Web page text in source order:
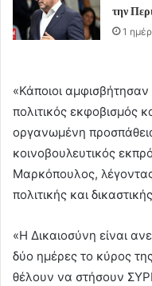
την
1
«Κάποιοι
πολιτικός εκφοβισμός
οργανωμένη
κοινοβουλευτικός
Μαρκόπουλος,
πολιτικής και
«Η Δικαιοσύνη είναι
δύο ημέρες το κύρος
θέλουν να στήσουν